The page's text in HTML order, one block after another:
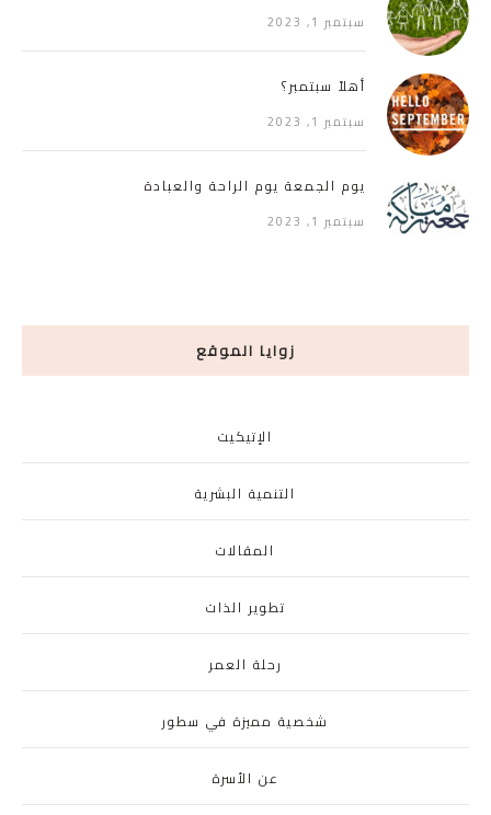
سبتمبر 1, 2023
أهلاً سبتمبر؟
سبتمبر 1, 2023
يوم الجمعة يوم الراحة والعبادة
سبتمبر 1, 2023
زوايا الموقع
الإتيكيت
التنمية البشرية
المقالات
تطوير الذات
رحلة العمر
شخصية مميزة في سطور
عن الأسرة